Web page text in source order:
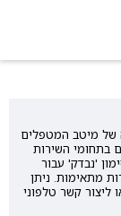
של מיטב המטפלים
בתחומי השירות
'נבדק' עבור
מתאימות. ניתן
ליצור קשר טלפוני